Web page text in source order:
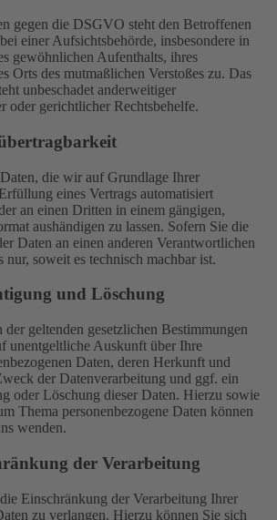
gegen die DSGVO steht den Betroffenen
einer Aufsichtsbehörde, insbesondere in
gewöhnlichen Aufenthalts, ihres
Orts des mutmaßlichen Verstoßes zu. Das
unbeschadet anderweitiger
oder gerichtlicher Rechtsbehelfe.
die wir auf Grundlage Ihrer
eines Vertrags automatisiert
an einen Dritten in einem gängigen,
aushändigen zu lassen. Sofern Sie die
Daten an einen anderen Verantwortlichen
soweit es technisch machbar ist.
und Löschung
der geltenden gesetzlichen Bestimmungen
unentgeltliche Auskunft über Ihre
Daten, deren Herkunft und
der Datenverarbeitung und ggf. ein
oder Löschung dieser Daten. Hierzu sowie
Thema personenbezogene Daten können
wenden.
der Verarbeitung
Einschränkung der Verarbeitung Ihrer
zu verlangen. Hierzu können Sie sich